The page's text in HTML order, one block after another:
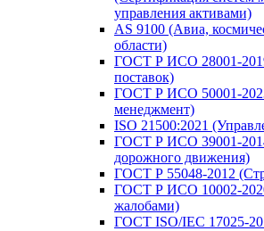
управления активами)
AS 9100 (Авиа,
области)
ГОСТ Р ИСО 28001-
поставок)
ГОСТ Р ИСО 50001-
менеджмент)
ISO 21500:2021
ГОСТ Р ИСО 39001-
дорожного движения)
ГОСТ Р 55048-2012
ГОСТ Р ИСО 10002-
жалобами)
ГОСТ ISO/IEC 17025-